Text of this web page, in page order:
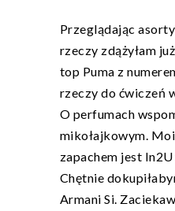
Przeglądając
rzeczy zdążyłam
top Puma z
rzeczy do ćwiczeń
O perfumach
mikołajkowym.
zapachem jest
Chętnie
Armani Si.